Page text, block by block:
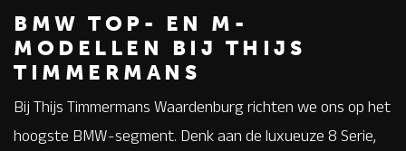
BMW TOP- EN M-
MODELLEN BIJ THIJS
TIMMERMANS
Bij Thijs Timmermans Waardenburg richten we ons op het
hoogste BMW-segment. Denk aan de luxueuze 8 Serie,